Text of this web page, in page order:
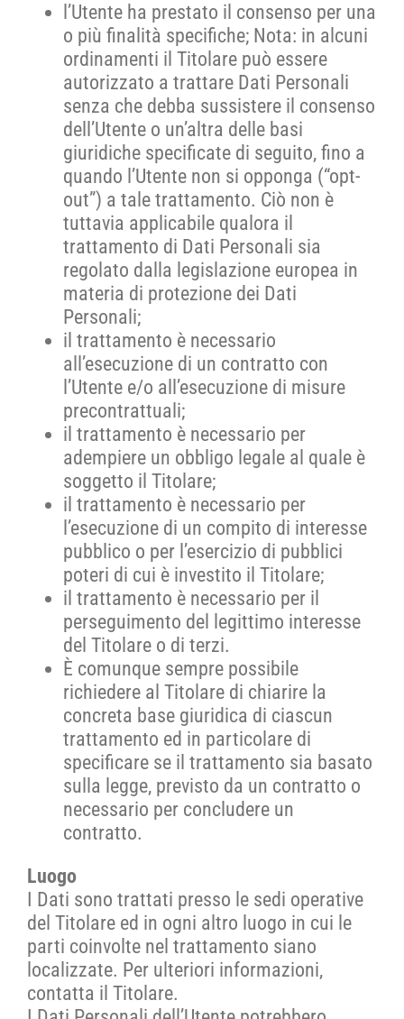
l’Utente ha prestato il consenso per una
o più finalità specifiche; Nota: in alcuni
ordinamenti il Titolare può essere
autorizzato a trattare Dati Personali
senza che debba sussistere il consenso
dell’Utente o un’altra delle basi
giuridiche specificate di seguito, fino a
quando l’Utente non si opponga (“opt-
out”) a tale trattamento. Ciò non è
tuttavia applicabile qualora il
trattamento di Dati Personali sia
regolato dalla legislazione europea in
materia di protezione dei Dati
Personali;
il trattamento è necessario
all’esecuzione di un contratto con
l’Utente e/o all’esecuzione di misure
precontrattuali;
il trattamento è necessario per
adempiere un obbligo legale al quale è
soggetto il Titolare;
il trattamento è necessario per
l’esecuzione di un compito di interesse
pubblico o per l’esercizio di pubblici
poteri di cui è investito il Titolare;
il trattamento è necessario per il
perseguimento del legittimo interesse
del Titolare o di terzi.
È comunque sempre possibile
richiedere al Titolare di chiarire la
concreta base giuridica di ciascun
trattamento ed in particolare di
specificare se il trattamento sia basato
sulla legge, previsto da un contratto o
necessario per concludere un
contratto.
Luogo
I Dati sono trattati presso le sedi operative
del Titolare ed in ogni altro luogo in cui le
parti coinvolte nel trattamento siano
localizzate. Per ulteriori informazioni,
contatta il Titolare.